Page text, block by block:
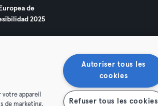
de
2025
appareil
de marketing.
Autoriser tous les
cookies
Refuser tous les cookies